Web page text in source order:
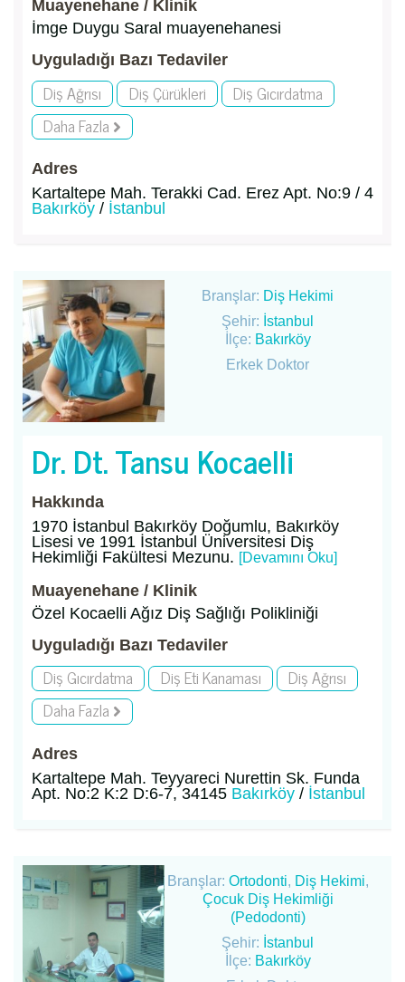
Muayenehane / Klinik
İmge Duygu Saral muayenehanesi
Uyguladığı Bazı Tedaviler
Diş Ağrısı Diş Çürükleri
Diş Gıcırdatma
Daha Fazla
Adres
Kartaltepe Mah. Terakki Cad. Erez Apt. No:9 / 4
Bakırköy / İstanbul
Branşlar: Diş Hekimi
Şehir: İstanbul
İlçe: Bakırköy
Erkek Doktor
Dr. Dt. Tansu Kocaelli
Hakkında
1970 İstanbul Bakırköy Doğumlu, Bakırköy
Lisesi ve 1991 İstanbul Üniversitesi Diş
Hekimliği Fakültesi Mezunu. [Devamını Oku]
Muayenehane / Klinik
Özel Kocaelli Ağız Diş Sağlığı Polikliniği
Uyguladığı Bazı Tedaviler
Diş Gıcırdatma Diş Eti Kanaması
Diş Ağrısı
Daha Fazla
Adres
Kartaltepe Mah. Teyyareci Nurettin Sk. Funda
Apt. No:2 K:2 D:6-7, 34145 Bakırköy / İstanbul
Branşlar: Ortodonti, Diş Hekimi,
Çocuk Diş Hekimliği
(Pedodonti)
Şehir: İstanbul
İlçe: Bakırköy